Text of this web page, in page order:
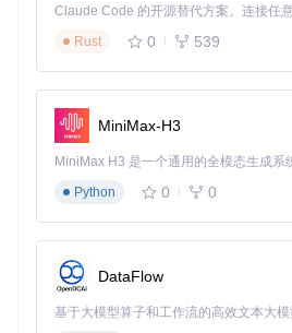
代码潜力吧！
Rust
0 539
MiniMax-H3
Python
0 0
DataFlow
基于大模型算子和工作流的高效文本大